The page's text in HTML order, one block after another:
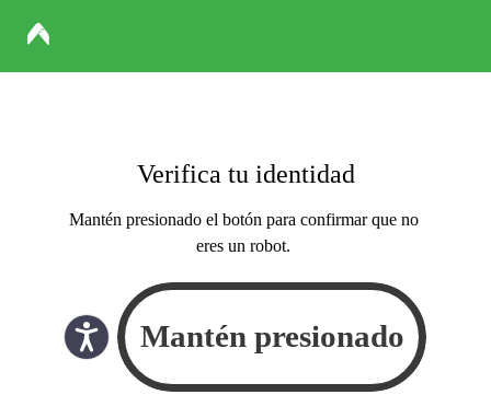
Verifica tu identidad
Mantén presionado el botón para confirmar que no
eres un robot.